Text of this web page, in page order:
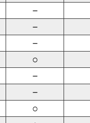
－
－
－
○
－
－
○